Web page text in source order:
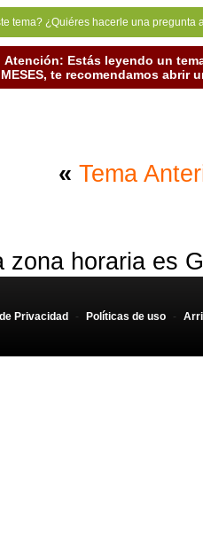
tema? ¿Quiéres hacerle una
Atención: Estás leyendo un
MESES, te recomendamos abrir
« Tema
zona horaria es
Privacidad - Políticas de uso -